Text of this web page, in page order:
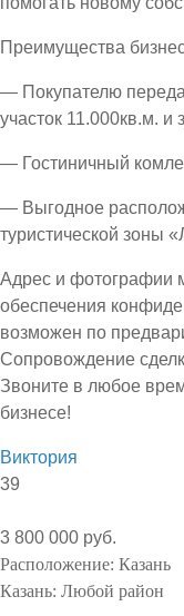
Преимущества
— Покупателю
участок 11.000кв.м. и
— Гостиничный
— Выгодное
туристической зоны
Адрес и фотографии
обеспечения
возможен по
Сопровождение
Звоните в любое
бизнесе!
Виктория
39
3 800 000 руб.
Расположение: Казань
Казань: Любой район